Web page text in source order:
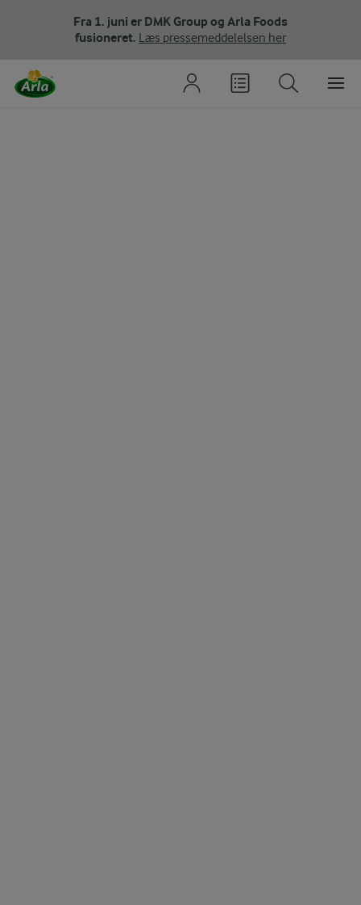
Fra 1. juni er DMK Group og Arla Foods
fusioneret. Læs pressemeddelelsen her